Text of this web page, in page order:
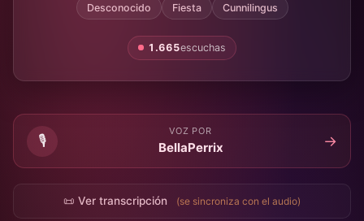
Desconocido Fiesta Cunnilingus
1.665escuchas
🎙️
VOZ POR
BellaPerrix →
📜 Ver transcripción (se sincroniza con el audio)